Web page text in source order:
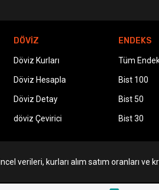
DÖVİZ
Döviz Kurları
Döviz Hesapla
Döviz Detay
döviz Çevirici
ENDEKS
Tüm
Bist 100
Bist 50
Bist 30
verileri, kurları alım satım oranları